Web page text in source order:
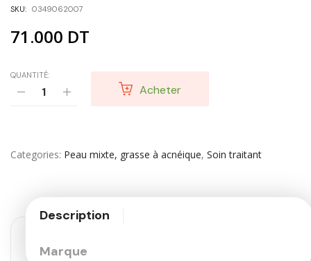
SKU: 0349062007
71.000 DT
QUANTITÉ:
Acheter
Categories Peau mixte, grasse à acnéique, Soin traitant
Description
Marque